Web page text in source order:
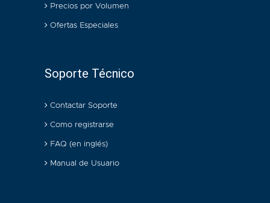
Precios por Volumen
Ofertas Especiales
Soporte Técnico
Contactar Soporte
Como registrarse
FAQ (en inglés)
Manual de Usuario